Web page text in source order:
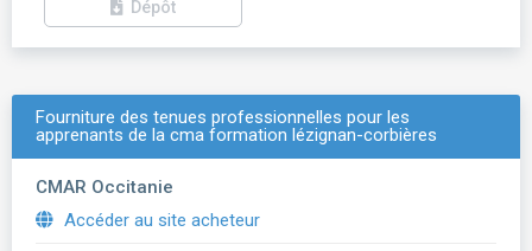
Dépôt
Fourniture des tenues professionnelles pour les
apprenants de la cma formation lézignan-corbières
CMAR Occitanie
Accéder au site acheteur